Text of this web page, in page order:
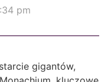
pm
gigantów,